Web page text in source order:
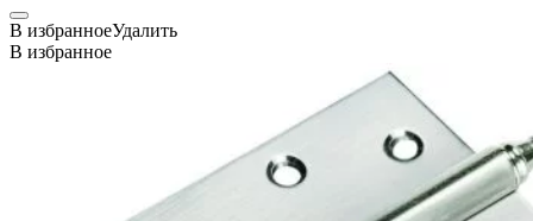
В избранноеУдалить
В избранное